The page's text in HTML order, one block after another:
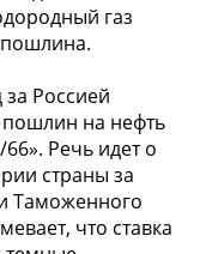
газ
пошлина.
за Россией
пошлин на нефть
Речь идет о
страны за
Таможенного
что ставка